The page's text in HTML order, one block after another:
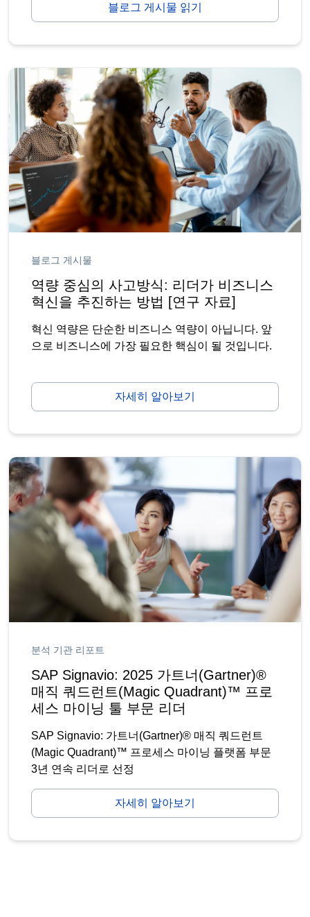
블로그 게시물 읽기
블로그 게시물
역량 중심의 사고방식: 리더가 비즈니스
혁신을 추진하는 방법 [연구 자료]
혁신 역량은 단순한 비즈니스 역량이 아닙니다. 앞
으로 비즈니스에 가장 필요한 핵심이 될 것입니다.
자세히 알아보기
분석 기관 리포트
SAP Signavio: 2025 가트너(Gartner)®
매직 쿼드런트(Magic Quadrant)™ 프로
세스 마이닝 툴 부문 리더
SAP Signavio: 가트너(Gartner)® 매직 쿼드런트
(Magic Quadrant)™ 프로세스 마이닝 플랫폼 부문
3년 연속 리더로 선정
자세히 알아보기